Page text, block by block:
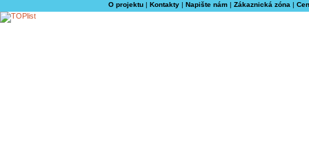
O projektu| Kontakty| Napište nám| Zákaznická zóna |